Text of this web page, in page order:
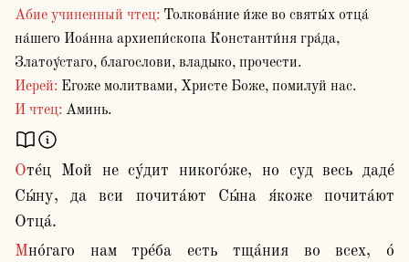
Абие учиненный чтец: Толкова́ние и́же во святы́х отца́
на́шего Иоа́нна архиепи́скопа Константи́ня гра́да,
Златоу́стаго, благослови, владыко, прочести.
Иерей: Егоже молитвами, Христе Боже, помилуй нас.
И чтец: Аминь.
Оте́ц Мой не су́дит никого́же, но суд весь даде́
Сы́ну, да вси почита́ют Сы́на я́коже почита́ют
Отца́.
Мно́гаго нам тре́ба есть тща́ния во всех, о́